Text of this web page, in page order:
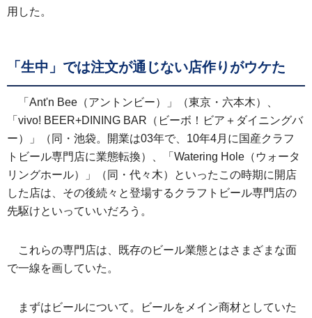
用した。
「生中」では注文が通じない店作りがウケた
「Ant'n Bee（アントンビー）」（東京・六本木）、
「vivo! BEER+DINING BAR（ビーボ！ビア＋ダイニングバ
ー）」（同・池袋。開業は03年で、10年4月に国産クラフ
トビール専門店に業態転換）、「Watering Hole（ウォータ
リングホール）」（同・代々木）といったこの時期に開店
した店は、その後続々と登場するクラフトビール専門店の
先駆けといっていいだろう。
これらの専門店は、既存のビール業態とはさまざまな面
で一線を画していた。
まずはビールについて。ビールをメイン商材としていた